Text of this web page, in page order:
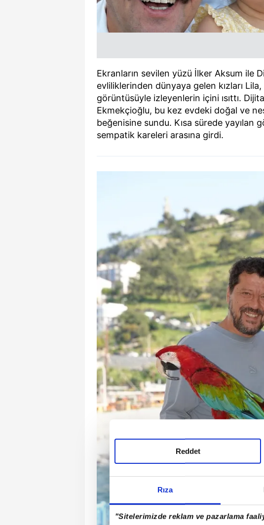
Rıza
"Sitelerimizde reklam ve pazarlama
Reddet
Ekranların sevilen yüzü İlker Aksum ile
evliliklerinden dünyaya gelen kızları
görüntüsüyle izleyenlerin içini ısıttı.
Ekmekçioğlu, bu kez evdeki doğal ve
beğenisine sundu. Kısa sürede yayılan
sempatik kareleri arasına girdi.